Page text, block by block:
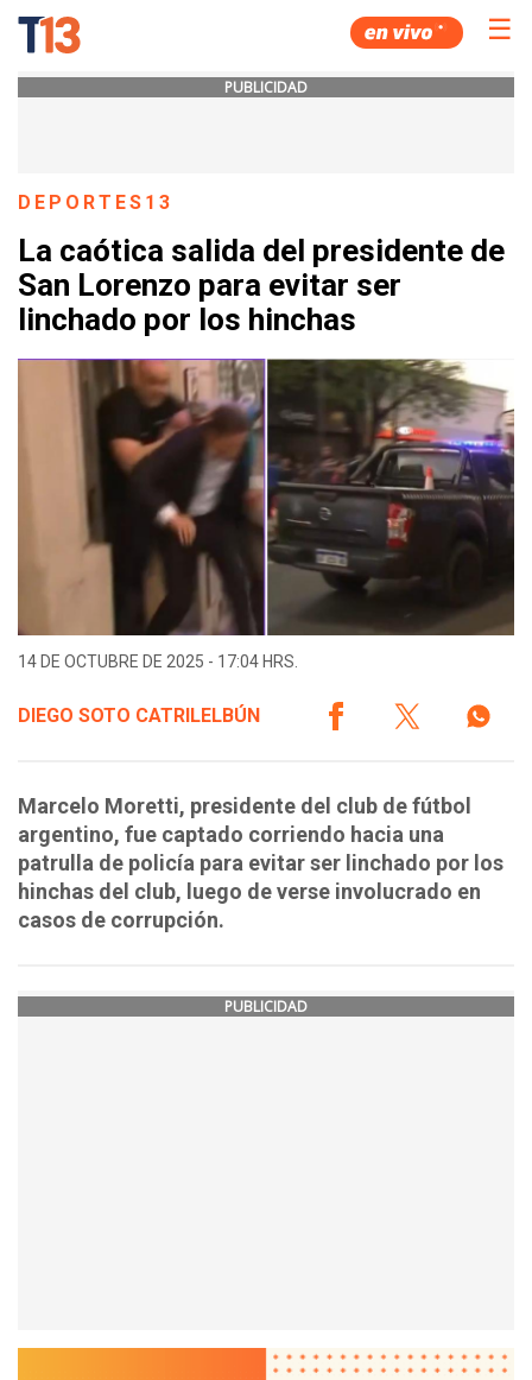
☰
PUBLICIDAD
DEPORTES13
La caótica salida del presidente de
San Lorenzo para evitar ser
linchado por los hinchas
14 DE OCTUBRE DE 2025 - 17:04 HRS.
DIEGO SOTO CATRILELBÚN
Marcelo Moretti, presidente del club de fútbol
argentino, fue captado corriendo hacia una
patrulla de policía para evitar ser linchado por los
hinchas del club, luego de verse involucrado en
casos de corrupción.
PUBLICIDAD